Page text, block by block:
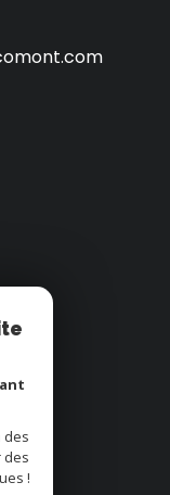
des
des
!